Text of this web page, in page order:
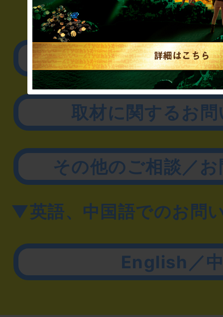
▼企業／法人の方
リアル脱出ゲーム制作
取材に関するお
その他のご相談／
▼英語、中国語でのお問
English／